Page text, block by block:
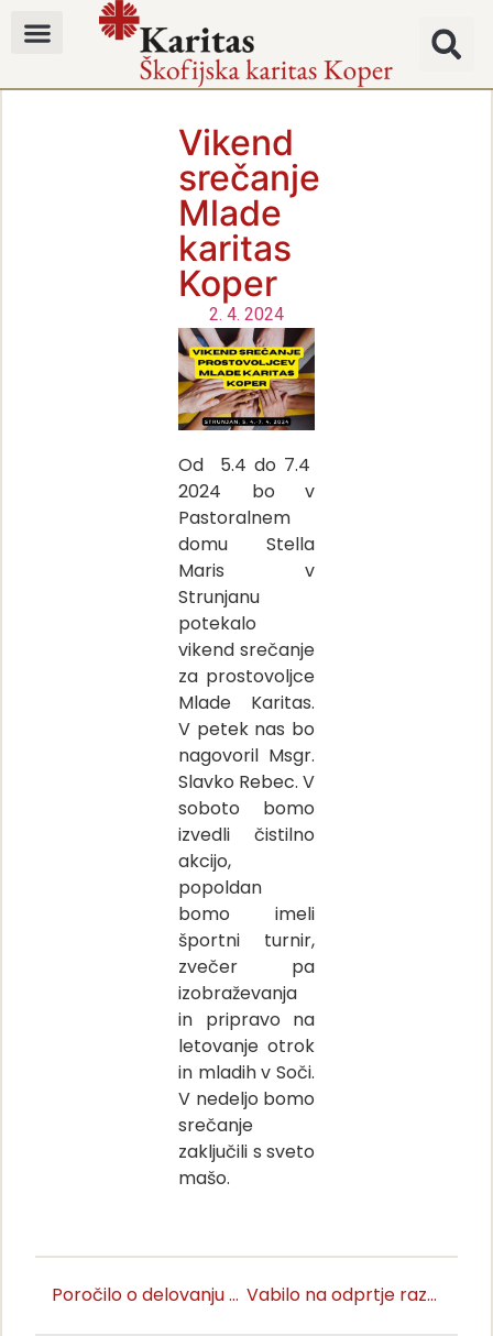
Vikend
srečanje
Mlade
karitas
Koper
2. 4. 2024
Od 5.4 do 7.4
2024 bo v
Pastoralnem
domu Stella
Maris v
Strunjanu
potekalo
vikend srečanje
za prostovoljce
Mlade Karitas.
V petek nas bo
nagovoril Msgr.
Slavko Rebec. V
soboto bomo
izvedli čistilno
akcijo,
popoldan
bomo imeli
športni turnir,
zvečer pa
izobraževanja
in pripravo na
letovanje otrok
in mladih v Soči.
V nedeljo bomo
srečanje
zaključili s sveto
mašo.
Poročilo o delovanju ŠK Koper v letu 2023 Vabilo na odprtje razstave Umetniki za karitas v Veržeju